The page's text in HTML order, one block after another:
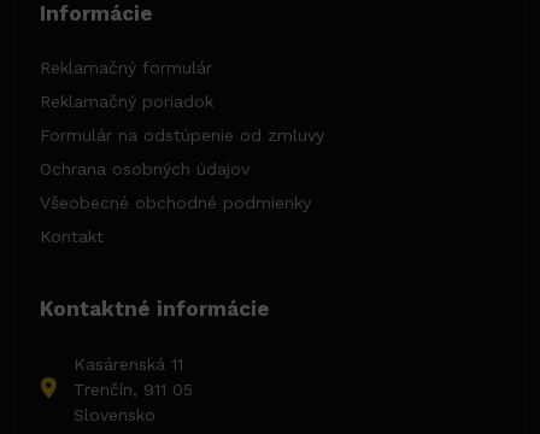
Informácie
Reklamačný formulár
Reklamačný poriadok
Formulár na odstúpenie od zmluvy
Ochrana osobných údajov
Všeobecné obchodné podmienky
Kontakt
Kontaktné informácie
Kasárenská 11
Trenčín, 911 05
Slovensko